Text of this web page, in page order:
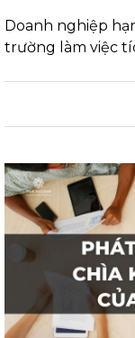
Doanh nghiệp
trường làm việc